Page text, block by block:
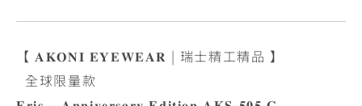
【 𝐀𝐊𝐎𝐍𝐈 𝐄𝐘𝐄𝐖𝐄𝐀𝐑 | 瑞士精工精品 】
全球限量款